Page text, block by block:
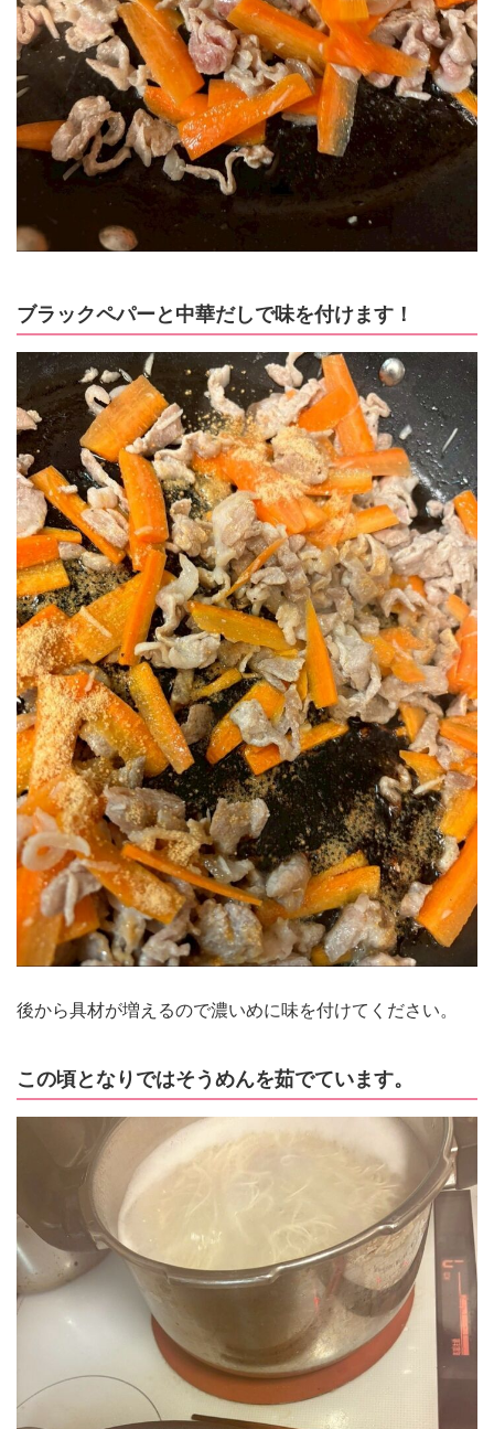
ブラックペパーと中華だしで味を付けます！
後から具材が増えるので濃いめに味を付けてください。
この頃となりではそうめんを茹でています。